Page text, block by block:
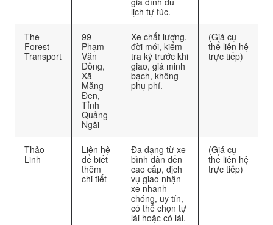
lịch tự túc.
The
Forest
Transport
99
Phạm
Văn
Đồng,
Xã
Măng
Đen,
Tỉnh
Quảng
Ngãi
Xe chất lượng,
đời mới, kiểm
tra kỹ trước khi
giao, giá minh
bạch, không
phụ phí.
(Giá cụ
thể liên hệ
trực tiếp)
Thảo
Linh
Liên hệ
để biết
thêm
chi tiết
Đa dạng từ xe
bình dân đến
cao cấp, dịch
vụ giao nhận
xe nhanh
chóng, uy tín,
có thể chọn tự
lái hoặc có lái.
(Giá cụ
thể liên hệ
trực tiếp)